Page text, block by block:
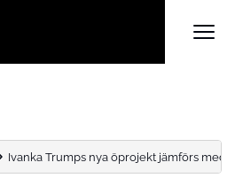
Ivanka Trumps nya öprojekt jämförs med